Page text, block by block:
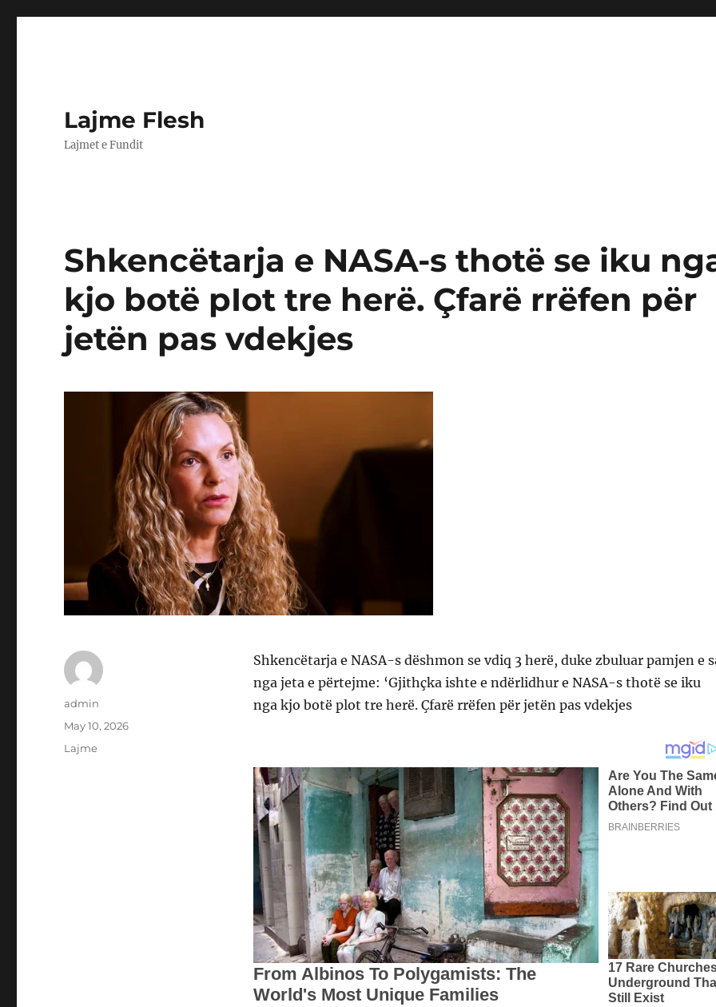
Lajme Flesh
Lajmet e Fundit
Shkencëtarja e NASA-s thotë se iku
kjo botë pIot tre herë. Çfarë rrëfen për
jetën pas vdekjes
Shkencëtarja e NASA-s dëshmon se vdiq 3 herë, duke zbuluar pamjen e
nga jeta e përtejme: ‘Gjithçka ishte e ndërlidhur e NASA-s thotë se iku
nga kjo botë plot tre herë. Çfarë rrëfen për jetën pas vdekjes
Author
admin
Posted
May 10, 2026
Categories
Lajme